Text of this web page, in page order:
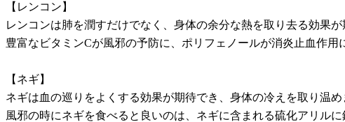
【レンコン】
レンコンは肺を潤すだけでなく、身体の余分な熱を取り去る効果が
豊富なビタミンCが風邪の予防に、ポリフェノールが消炎止血作用
【ネギ】
ネギは血の巡りをよくする効果が期待でき、身体の冷えを取り温め
風邪の時にネギを食べると良いのは、ネギに含まれる硫化アリル